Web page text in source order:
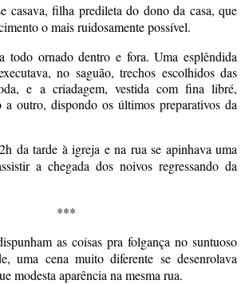
casava, filha predileta do dono da casa, que
o mais ruidosamente possível.
todo ornado dentro e fora. Uma esplêndida
no saguão, trechos escolhidos das
e a criadagem, vestida com fina libré,
outro, dispondo os últimos preparativos da
da tarde à igreja e na rua se apinhava uma
a chegada dos noivos regressando da
***
as coisas pra folgança no suntuoso
uma cena muito diferente se desenrolava
modesta aparência na mesma rua.